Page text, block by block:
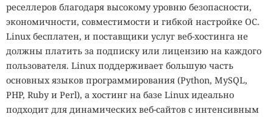
реселлеров благодаря высокому уровню безопасности,
экономичности, совместимости и гибкой настройке ОС.
Linux бесплатен, и поставщики услуг веб-хостинга не
должны платить за подписку или лицензию на каждого
пользователя. Linux поддерживает большую часть
основных языков программирования (Python, MySQL,
PHP, Ruby и Perl), а хостинг на базе Linux идеально
подходит для динамических веб-сайтов с интенсивным